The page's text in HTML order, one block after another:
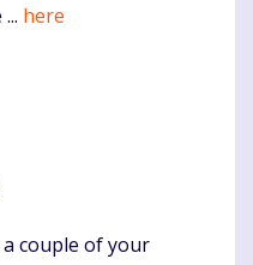
here
couple of your